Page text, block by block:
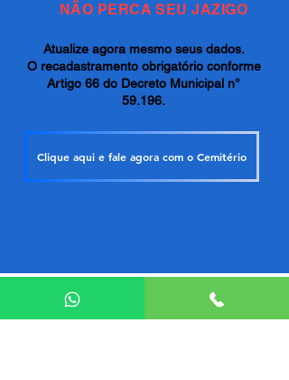
NÃO PERCA SEU JAZIGO
Atualize agora mesmo seus dados.
O recadastramento obrigatório conforme
Artigo 66 do Decreto Municipal n°
59.196.
Clique aqui e fale agora com o Cemitério